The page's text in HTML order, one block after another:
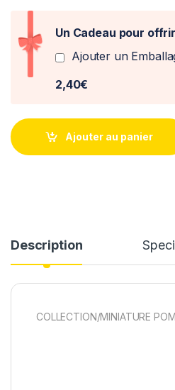
Un Cadeau pour
Ajouter un
2,40€
Ajouter au panier
Description
COLLECTION/MINIATURE